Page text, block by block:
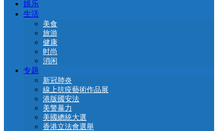
娛乐
生活
美食
旅游
健康
时尚
消闲
专题
新冠肺炎
線上抗疫藝術作品展
港版國安法
美警暴力
美國總統大選
香港立法會選舉